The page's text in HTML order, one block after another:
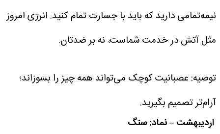
نیمه‌تمامی دارید که باید با جسارت تمام کنید. انرژی امروز
مثل آتش در خدمت شماست، نه بر ضدتان.
توصیه: عصبانیت کوچک می‌تواند همه چیز را بسوزاند؛
آرام‌تر تصمیم بگیرید.
اردیبهشت – نماد: سنگ